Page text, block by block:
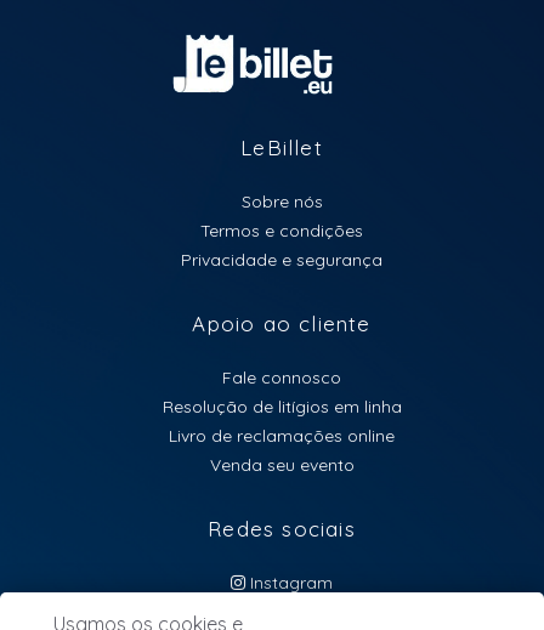
LeBillet
Sobre nós
Termos e condições
Privacidade e segurança
Apoio ao cliente
Fale connosco
Resolução de litígios em linha
Livro de reclamações online
Venda seu evento
Redes sociais
Instagram
atendimento@lebillet.eu
Usamos os cookies e